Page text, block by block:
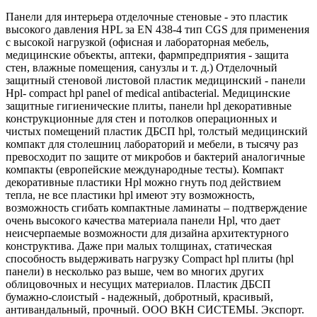
Панели для интерьера отделочные стеновые - это пластик
высокого давления HPL за EN 438-4 тип CGS для применения
с высокой нагрузкой (офисная и лабораторная мебель,
медицинские объекты, аптеки, фармпредприятия - защита
стен, влажные помещения, санузлы и т. д.) Отделочный
защитный стеновой листовой пластик медицинский - панели
Hpl- compact hpl panel of medical antibacterial. Медицинские
защитные гигиенические плиты, панели hpl декоративные
конструкционные для стен и потолков операционных и
чистых помещений пластик ДБСП hpl, толстый медицинский
компакт для столешниц лабораторий и мебели, в тысячу раз
превосходит по защите от микробов и бактерий аналогичные
компакты (европейские международные тесты). Компакт
декоративные пластики Hpl можно гнуть под действием
тепла, не все пластики hpl имеют эту возможность,
возможность сгибать компактные ламинаты – подтверждение
очень высокого качества материала панели Hpl, что дает
неисчерпаемые возможности для дизайна архитектурного
конструктива. Даже при малых толщинах, статическая
способность выдерживать нагрузку Compact hpl плиты (hpl
панели) в несколько раз выше, чем во многих других
облицовочных и несущих материалов. Пластик ДБСП
бумажно-слоистый - надежный, добротный, красивый,
антивандальный, прочный. ООО ВКН СИСТЕМЫ. Экспорт.